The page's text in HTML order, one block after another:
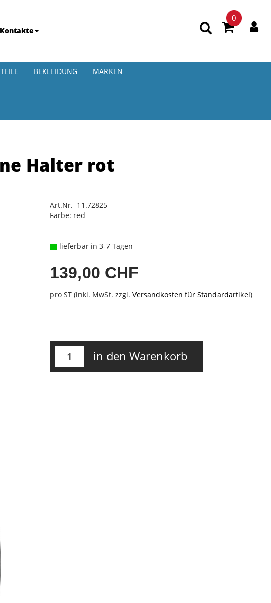
0
Kontakte
BEKLEIDUNG MARKEN
Halter rot
Art.Nr. 11.72825
Farbe: red
lieferbar in 3-7 Tagen
139,00 CHF
pro ST (inkl. MwSt. zzgl. Versandkosten für Standardartikel)
in den Warenkorb